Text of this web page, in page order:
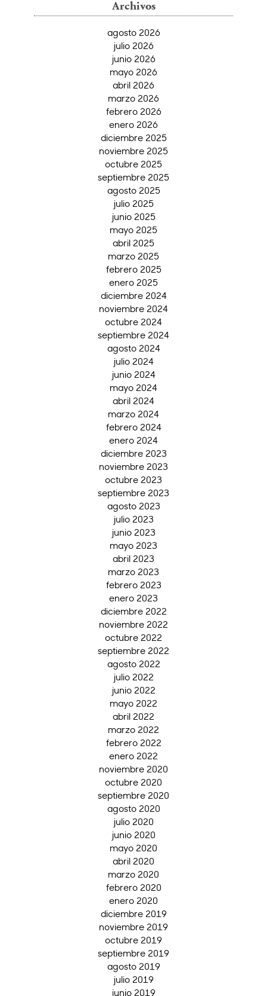
Archivos
agosto 2026
julio 2026
junio 2026
mayo 2026
abril 2026
marzo 2026
febrero 2026
enero 2026
diciembre 2025
noviembre 2025
octubre 2025
septiembre 2025
agosto 2025
julio 2025
junio 2025
mayo 2025
abril 2025
marzo 2025
febrero 2025
enero 2025
diciembre 2024
noviembre 2024
octubre 2024
septiembre 2024
agosto 2024
julio 2024
junio 2024
mayo 2024
abril 2024
marzo 2024
febrero 2024
enero 2024
diciembre 2023
noviembre 2023
octubre 2023
septiembre 2023
agosto 2023
julio 2023
junio 2023
mayo 2023
abril 2023
marzo 2023
febrero 2023
enero 2023
diciembre 2022
noviembre 2022
octubre 2022
septiembre 2022
agosto 2022
julio 2022
junio 2022
mayo 2022
abril 2022
marzo 2022
febrero 2022
enero 2022
noviembre 2020
octubre 2020
septiembre 2020
agosto 2020
julio 2020
junio 2020
mayo 2020
abril 2020
marzo 2020
febrero 2020
enero 2020
diciembre 2019
noviembre 2019
octubre 2019
septiembre 2019
agosto 2019
julio 2019
junio 2019